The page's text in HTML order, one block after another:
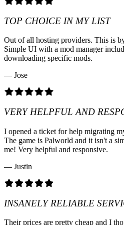
TOP CHOICE IN MY LIST
Out of all hosting providers. This is
Simple UI with a mod manager
downloading specific mods.
— Jose
VERY HELPFUL AND
I opened a ticket for help migrating
The game is Palworld and it isn't a
me! Very helpful and responsive.
— Justin
INSANELY RELIABLE
Their prices are pretty cheap and I